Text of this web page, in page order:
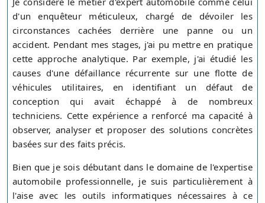
d'un enquêteur méticuleux, chargé de dévoiler les
circonstances cachées derrière une panne ou un
accident. Pendant mes stages, j'ai pu mettre en pratique
cette approche analytique. Par exemple, j'ai étudié les
causes d'une défaillance récurrente sur une flotte de
véhicules utilitaires, en identifiant un défaut de
conception qui avait échappé à de nombreux
techniciens. Cette expérience a renforcé ma capacité à
observer, analyser et proposer des solutions concrètes
basées sur des faits précis.
Bien que je sois débutant dans le domaine de l'expertise
automobile professionnelle, je suis particulièrement à
l'aise avec les outils informatiques nécessaires à ce